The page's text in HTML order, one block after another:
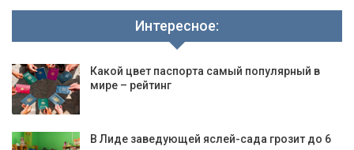
Интересное:
Какой цвет паспорта самый популярный в
мире – рейтинг
В Лиде заведующей яслей-сада грозит до 6